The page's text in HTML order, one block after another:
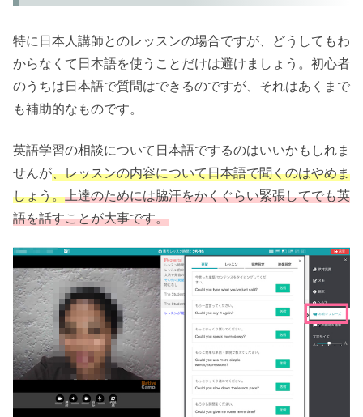
特に日本人講師とのレッスンの場合ですが、どうしてもわ
からなくて日本語を使うことだけは避けましょう。初心者
のうちは日本語で質問はできるのですが、それはあくまで
も補助的なものです。
英語学習の相談について日本語でするのはいいかもしれま
せんが、レッスンの内容について日本語で聞くのはやめま
しょう。上達のためには脇汗をかくぐらい緊張してでも英
語を話すことが大事です。